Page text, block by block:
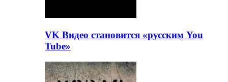
VK Видео становится «русским You
Tube»